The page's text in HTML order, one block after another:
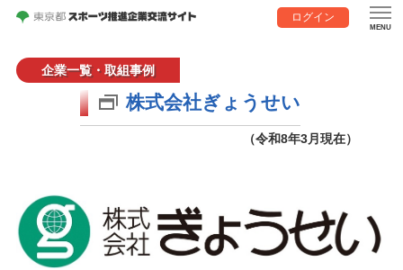
ログイン
企業一覧・取組事例
株式会社ぎょうせい
（令和8年3月現在）